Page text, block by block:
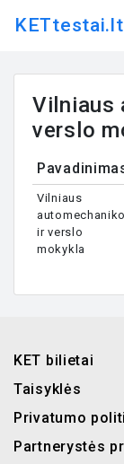
KETtestai.lt
Vilniaus
verslo
Vilniaus
ir verslo
mokykla
KET bilietai
Taisyklės
Privatumo
Partnerystės